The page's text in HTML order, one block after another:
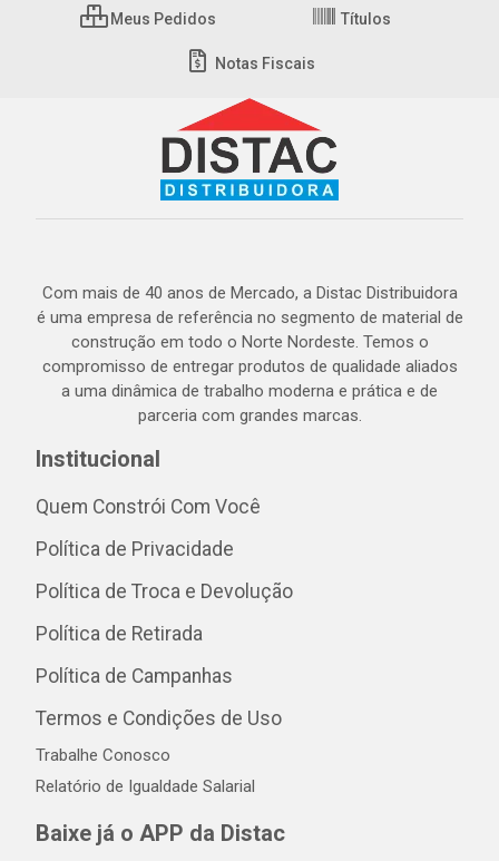
Meus Pedidos Títulos
Notas Fiscais
Com mais de 40 anos de Mercado, a Distac Distribuidora
é uma empresa de referência no segmento de material de
construção em todo o Norte Nordeste. Temos o
compromisso de entregar produtos de qualidade aliados
a uma dinâmica de trabalho moderna e prática e de
parceria com grandes marcas.
Institucional
Quem Constrói Com Você
Política de Privacidade
Política de Troca e Devolução
Política de Retirada
Política de Campanhas
Termos e Condições de Uso
Trabalhe Conosco
Relatório de Igualdade Salarial
Baixe já o APP da Distac